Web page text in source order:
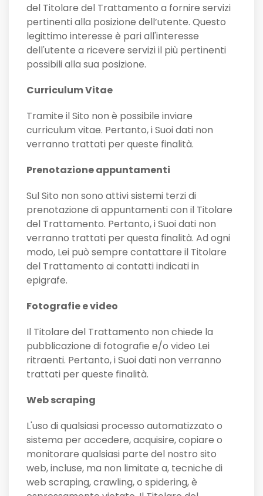
del Titolare del Trattamento a fornire servizi
pertinenti alla posizione dell’utente. Questo
legittimo interesse è pari all'interesse
dell'utente a ricevere servizi il più pertinenti
possibili alla sua posizione.
Curriculum Vitae
Tramite il Sito non è possibile inviare
curriculum vitae. Pertanto, i Suoi dati non
verranno trattati per queste finalità.
Prenotazione appuntamenti
Sul Sito non sono attivi sistemi terzi di
prenotazione di appuntamenti con il Titolare
del Trattamento. Pertanto, i Suoi dati non
verranno trattati per questa finalità. Ad ogni
modo, Lei può sempre contattare il Titolare
del Trattamento ai contatti indicati in
epigrafe.
Fotografie e video
Il Titolare del Trattamento non chiede la
pubblicazione di fotografie e/o video Lei
ritraenti. Pertanto, i Suoi dati non verranno
trattati per queste finalità.
Web scraping
L'uso di qualsiasi processo automatizzato o
sistema per accedere, acquisire, copiare o
monitorare qualsiasi parte del nostro sito
web, incluse, ma non limitate a, tecniche di
web scraping, crawling, o spidering, è